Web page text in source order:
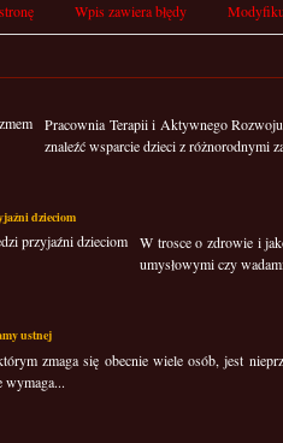
Wpis zawiera błędy
Pracownia Terapii i Aktywnego
znaleźć wsparcie dzieci z różnorodnymi
dzieciom
W trosce o zdrowie i
umysłowymi czy
ustnej
zmaga się obecnie wiele osób, jest
wymaga...